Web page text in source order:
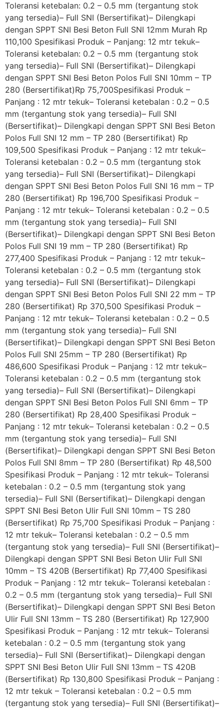
Toleransi ketebalan: 0.2 – 0.5 mm (tergantung stok
yang tersedia)– Full SNI (Bersertifikat)– Dilengkapi
dengan SPPT SNI Besi Beton Full SNI 12mm Murah Rp
110,100 Spesifikasi Produk – Panjang: 12 mtr tekuk–
Toleransi ketebalan: 0.2 – 0.5 mm (tergantung stok
yang tersedia)– Full SNI (Bersertifikat)– Dilengkapi
dengan SPPT SNI Besi Beton Polos Full SNI 10mm – TP
280 (Bersertifikat)Rp 75,700Spesifikasi Produk –
Panjang : 12 mtr tekuk– Toleransi ketebalan : 0.2 – 0.5
mm (tergantung stok yang tersedia)– Full SNI
(Bersertifikat)– Dilengkapi dengan SPPT SNI Besi Beton
Polos Full SNI 12 mm – TP 280 (Bersertifikat) Rp
109,500 Spesifikasi Produk – Panjang : 12 mtr tekuk–
Toleransi ketebalan : 0.2 – 0.5 mm (tergantung stok
yang tersedia)– Full SNI (Bersertifikat)– Dilengkapi
dengan SPPT SNI Besi Beton Polos Full SNI 16 mm – TP
280 (Bersertifikat) Rp 196,700 Spesifikasi Produk –
Panjang : 12 mtr tekuk– Toleransi ketebalan : 0.2 – 0.5
mm (tergantung stok yang tersedia)– Full SNI
(Bersertifikat)– Dilengkapi dengan SPPT SNI Besi Beton
Polos Full SNI 19 mm – TP 280 (Bersertifikat) Rp
277,400 Spesifikasi Produk – Panjang : 12 mtr tekuk–
Toleransi ketebalan : 0.2 – 0.5 mm (tergantung stok
yang tersedia)– Full SNI (Bersertifikat)– Dilengkapi
dengan SPPT SNI Besi Beton Polos Full SNI 22 mm – TP
280 (Bersertifikat) Rp 370,500 Spesifikasi Produk –
Panjang : 12 mtr tekuk– Toleransi ketebalan : 0.2 – 0.5
mm (tergantung stok yang tersedia)– Full SNI
(Bersertifikat)– Dilengkapi dengan SPPT SNI Besi Beton
Polos Full SNI 25mm – TP 280 (Bersertifikat) Rp
486,600 Spesifikasi Produk – Panjang : 12 mtr tekuk–
Toleransi ketebalan : 0.2 – 0.5 mm (tergantung stok
yang tersedia)– Full SNI (Bersertifikat)– Dilengkapi
dengan SPPT SNI Besi Beton Polos Full SNI 6mm – TP
280 (Bersertifikat) Rp 28,400 Spesifikasi Produk –
Panjang : 12 mtr tekuk– Toleransi ketebalan : 0.2 – 0.5
mm (tergantung stok yang tersedia)– Full SNI
(Bersertifikat)– Dilengkapi dengan SPPT SNI Besi Beton
Polos Full SNI 8mm – TP 280 (Bersertifikat) Rp 48,500
Spesifikasi Produk – Panjang : 12 mtr tekuk– Toleransi
ketebalan : 0.2 – 0.5 mm (tergantung stok yang
tersedia)– Full SNI (Bersertifikat)– Dilengkapi dengan
SPPT SNI Besi Beton Ulir Full SNI 10mm – TS 280
(Bersertifikat) Rp 75,700 Spesifikasi Produk – Panjang :
12 mtr tekuk– Toleransi ketebalan : 0.2 – 0.5 mm
(tergantung stok yang tersedia)– Full SNI (Bersertifikat)–
Dilengkapi dengan SPPT SNI Besi Beton Ulir Full SNI
10mm – TS 420B (Bersertifikat) Rp 77,400 Spesifikasi
Produk – Panjang : 12 mtr tekuk– Toleransi ketebalan :
0.2 – 0.5 mm (tergantung stok yang tersedia)– Full SNI
(Bersertifikat)– Dilengkapi dengan SPPT SNI Besi Beton
Ulir Full SNI 13mm – TS 280 (Bersertifikat) Rp 127,900
Spesifikasi Produk – Panjang : 12 mtr tekuk– Toleransi
ketebalan : 0.2 – 0.5 mm (tergantung stok yang
tersedia)– Full SNI (Bersertifikat)– Dilengkapi dengan
SPPT SNI Besi Beton Ulir Full SNI 13mm – TS 420B
(Bersertifikat) Rp 130,800 Spesifikasi Produk – Panjang :
12 mtr tekuk – Toleransi ketebalan : 0.2 – 0.5 mm
(tergantung stok yang tersedia)– Full SNI (Bersertifikat)–